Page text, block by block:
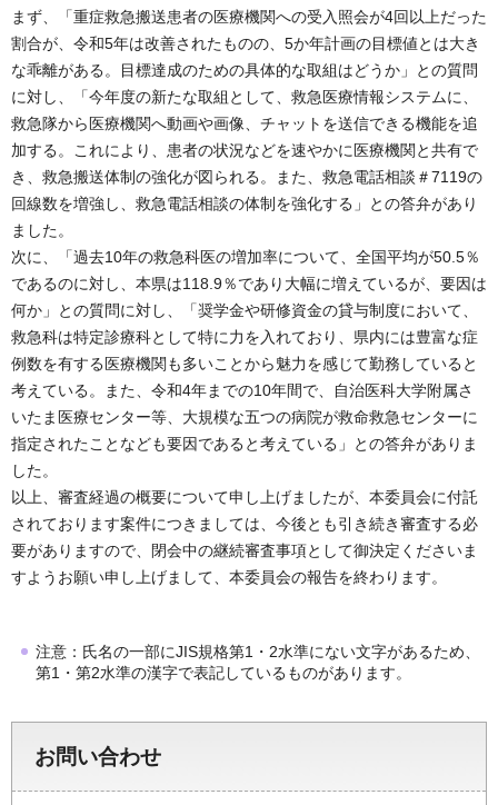
まず、「重症救急搬送患者の医療機関への受入照会が4回以上だった
割合が、令和5年は改善されたものの、5か年計画の目標値とは大き
な乖離がある。目標達成のための具体的な取組はどうか」との質問
に対し、「今年度の新たな取組として、救急医療情報システムに、
救急隊から医療機関へ動画や画像、チャットを送信できる機能を追
加する。これにより、患者の状況などを速やかに医療機関と共有で
き、救急搬送体制の強化が図られる。また、救急電話相談＃7119の
回線数を増強し、救急電話相談の体制を強化する」との答弁があり
ました。
次に、「過去10年の救急科医の増加率について、全国平均が50.5％
であるのに対し、本県は118.9％であり大幅に増えているが、要因は
何か」との質問に対し、「奨学金や研修資金の貸与制度において、
救急科は特定診療科として特に力を入れており、県内には豊富な症
例数を有する医療機関も多いことから魅力を感じて勤務していると
考えている。また、令和4年までの10年間で、自治医科大学附属さ
いたま医療センター等、大規模な五つの病院が救命救急センターに
指定されたことなども要因であると考えている」との答弁がありま
した。
以上、審査経過の概要について申し上げましたが、本委員会に付託
されております案件につきましては、今後とも引き続き審査する必
要がありますので、閉会中の継続審査事項として御決定くださいま
すようお願い申し上げまして、本委員会の報告を終わります。
注意：氏名の一部にJIS規格第1・2水準にない文字があるため、
第1・第2水準の漢字で表記しているものがあります。
お問い合わせ